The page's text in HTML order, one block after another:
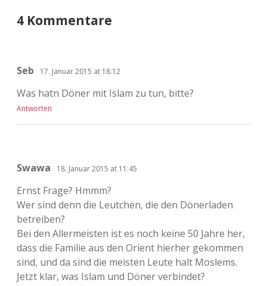
4 Kommentare
Seb 17. Januar 2015 at 18:12
Was hatn Döner mit Islam zu tun, bitte?
Antworten
Swawa 18. Januar 2015 at 11:45
Ernst Frage? Hmmm?
Wer sind denn die Leutchen, die den Dönerladen
betreiben?
Bei den Allermeisten ist es noch keine 50 Jahre her,
dass die Familie aus den Orient hierher gekommen
sind, und da sind die meisten Leute halt Moslems.
Jetzt klar, was Islam und Döner verbindet?